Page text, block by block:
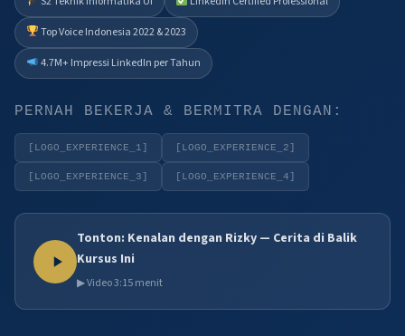
Top Voice Indonesia 2022 & 2023
4.7M+ Impressi LinkedIn per Tahun
PERNAH BEKERJA & BERMITRA DENGAN:
[LOGO_EXPERIENCE_1] [LOGO_EXPERIENCE_2]
[LOGO_EXPERIENCE_3] [LOGO_EXPERIENCE_4]
Tonton: Kenalan dengan Rizky — Cerita di Balik
Kursus Ini
▶ Video 3:15 menit